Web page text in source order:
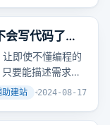
会写代码了，
了即使不懂编程的
要能描述需求，
编写，还能一键修
助建站 +2
2024-08-17